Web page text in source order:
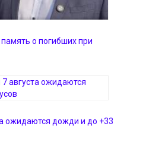
о погибших при
ожидаются дожди и до +33